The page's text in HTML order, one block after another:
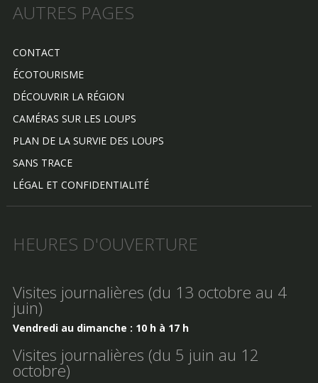
AUTRES PAGES
CONTACT
ÉCOTOURISME
DÉCOUVRIR LA RÉGION
CAMÉRAS SUR LES LOUPS
PLAN DE LA SURVIE DES LOUPS
SANS TRACE
LÉGAL ET CONFIDENTIALITÉ
HEURES D'OUVERTURE
Visites journalières (du 13 octobre au 4
juin)
Vendredi au dimanche : 10 h à 17 h
Visites journalières (du 5 juin au 12
octobre)